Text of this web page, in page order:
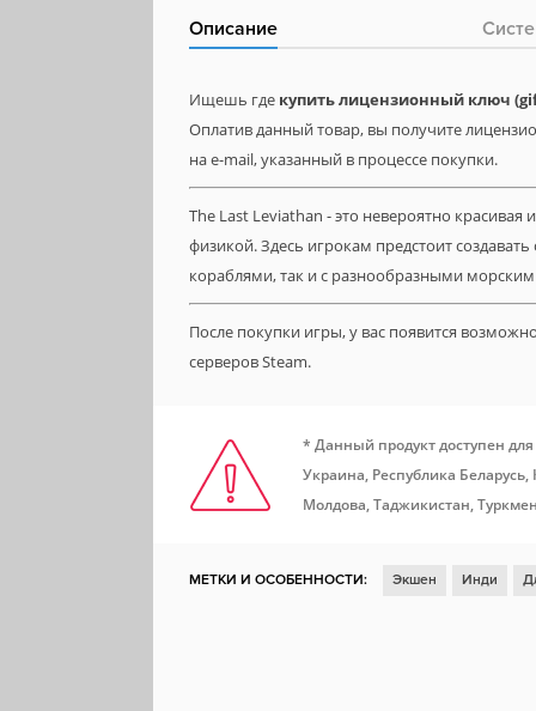
Описание
Ищешь где купить лицензионный ключ
Оплатив данный товар, вы получите
на e-mail, указанный в процессе покупки.
The Last Leviathan - это невероятно
физикой. Здесь игрокам предстоит
кораблями, так и с разнообразными
После покупки игры, у вас появится
серверов Steam.
* Данный продукт доступен
Украина, Республика
Молдова, Таджикистан,
МЕТКИ И ОСОБЕННОСТИ: Экшен Инди